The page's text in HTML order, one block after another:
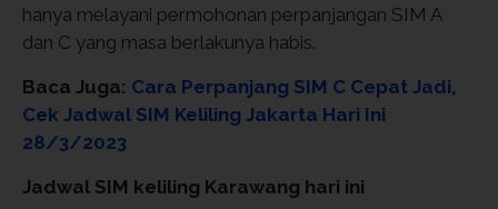
hanya melayani permohonan perpanjangan SIM A
dan C yang masa berlakunya habis.
Baca Juga: Cara Perpanjang SIM C Cepat Jadi,
Cek Jadwal SIM Keliling Jakarta Hari Ini
28/3/2023
Jadwal SIM keliling Karawang hari ini